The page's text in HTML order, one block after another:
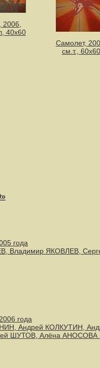
2006,
40х60
Самолет,
см.т., 60х60
года
Владимир ЯКОВЛЕВ,
года
Андрей КОЛКУТИН,
ШУТОВ, Алёна АНОСОВА